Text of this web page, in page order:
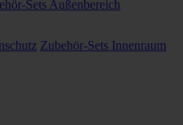
Sets Außenbereich
Zubehör-Sets Innenraum